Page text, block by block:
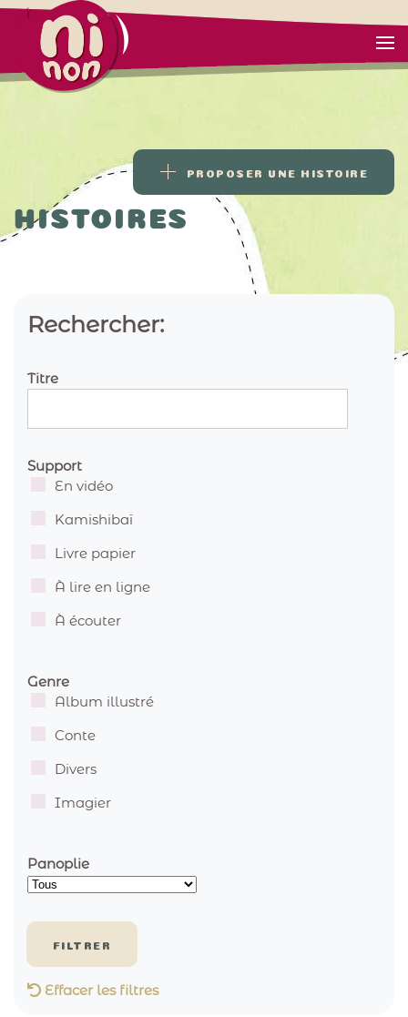
PROPOSER UNE HISTOIRE
HISTOIRES
Rechercher:
Titre
Support
En vidéo
Kamishibaï
Livre papier
À lire en ligne
À écouter
Genre
Album illustré
Conte
Divers
Imagier
Panoplie
Effacer les filtres